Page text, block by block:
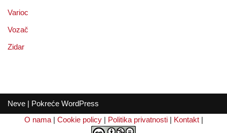
Varioc
Vozač
Zidar
Neve | Pokreće WordPress
O nama | Cookie policy | Politika privatnosti | Kontakt |